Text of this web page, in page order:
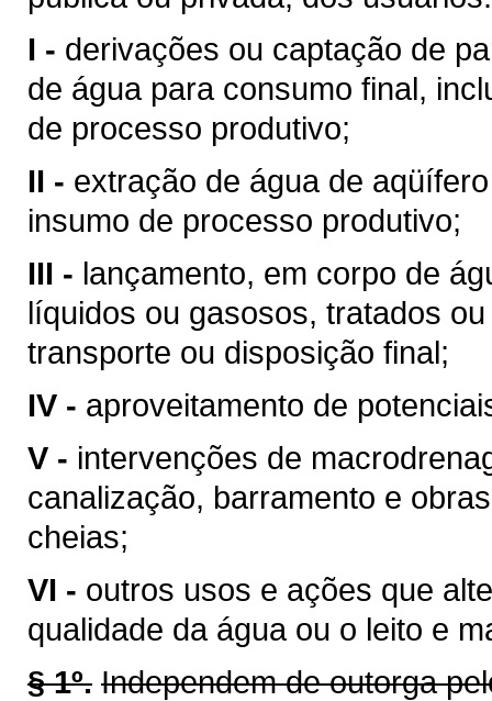
I - derivações ou captação de
de água para consumo final,
de processo produtivo;
II - extração de água de
insumo de processo produtivo;
III - lançamento, em corpo de
líquidos ou gasosos, tratados
transporte ou disposição final;
IV - aproveitamento de
V - intervenções de
canalização, barramento e
cheias;
VI - outros usos e ações que
qualidade da água ou o leito e
§ 1º. Independem de outorga